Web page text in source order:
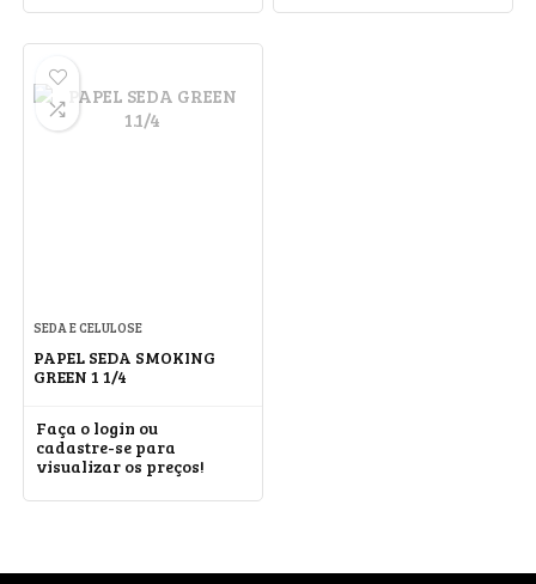
SEDA E CELULOSE
PAPEL SEDA SMOKING
GREEN 1 1/4
Faça o login ou
cadastre-se para
visualizar os preços!